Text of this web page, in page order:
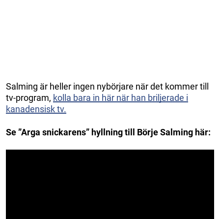
Salming är heller ingen nybörjare när det kommer till
tv-program, kolla bara in här när han briljerade i
kanadensisk tv.
Se ”Arga snickarens” hyllning till Börje Salming här: